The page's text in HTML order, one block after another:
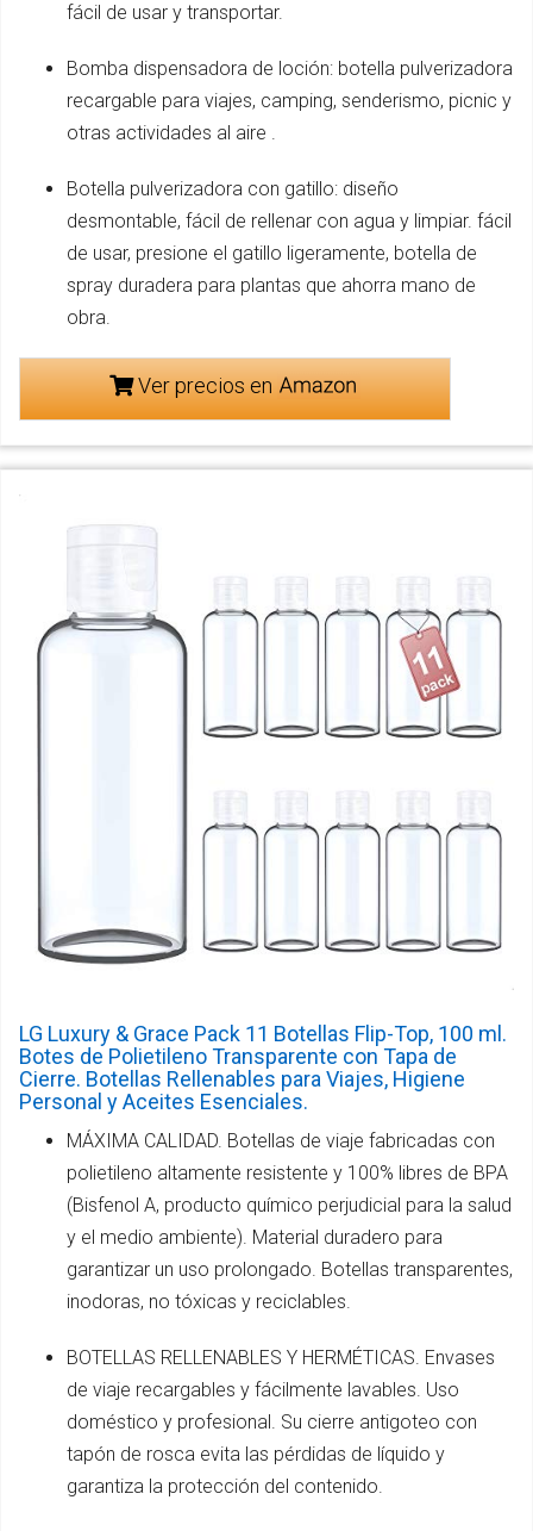
fácil de usar y transportar.
Bomba dispensadora de loción: botella pulverizadora
recargable para viajes, camping, senderismo, picnic y
otras actividades al aire .
Botella pulverizadora con gatillo: diseño
desmontable, fácil de rellenar con agua y limpiar. fácil
de usar, presione el gatillo ligeramente, botella de
spray duradera para plantas que ahorra mano de
obra.
Ver precios en
LG Luxury & Grace Pack 11 Botellas Flip-Top, 100 ml.
Botes de Polietileno Transparente con Tapa de
Cierre. Botellas Rellenables para Viajes, Higiene
Personal y Aceites Esenciales.
MÁXIMA CALIDAD. Botellas de viaje fabricadas con
polietileno altamente resistente y 100% libres de BPA
(Bisfenol A, producto químico perjudicial para la salud
y el medio ambiente). Material duradero para
garantizar un uso prolongado. Botellas transparentes,
inodoras, no tóxicas y reciclables.
BOTELLAS RELLENABLES Y HERMÉTICAS. Envases
de viaje recargables y fácilmente lavables. Uso
doméstico y profesional. Su cierre antigoteo con
tapón de rosca evita las pérdidas de líquido y
garantiza la protección del contenido.